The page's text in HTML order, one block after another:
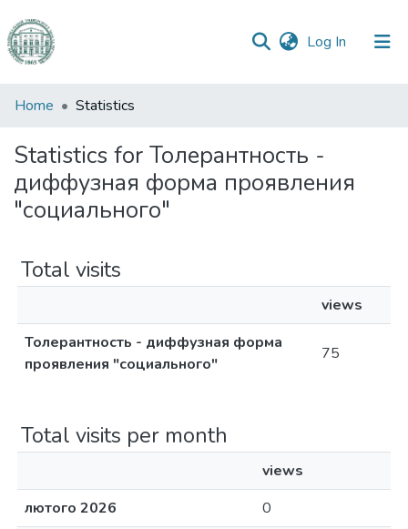
Log In (current)
Communities
Collections
All of DSpace
Home Statistics
Statistics for Толерантность -
диффузная форма проявления
"социального"
Total visits
views
Толерантность - диффузная форма
проявления "социального"
75
Total visits per month
views
лютого 2026
0